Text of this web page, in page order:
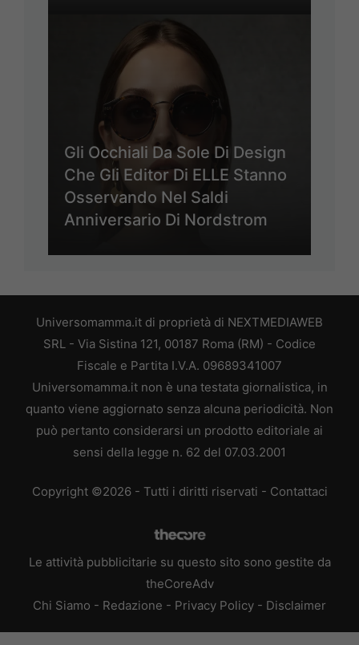
Gli Occhiali Da Sole Di Design
Che Gli Editor Di ELLE Stanno
Osservando Nel Saldi
Anniversario Di Nordstrom
Universomamma.it di proprietà di NEXTMEDIAWEB
SRL - Via Sistina 121, 00187 Roma (RM) - Codice
Fiscale e Partita I.V.A. 09689341007
Universomamma.it non è una testata giornalistica, in
quanto viene aggiornato senza alcuna periodicità. Non
può pertanto considerarsi un prodotto editoriale ai
sensi della legge n. 62 del 07.03.2001
Copyright ©2026 - Tutti i diritti riservati - Contattaci
Le attività pubblicitarie su questo sito sono gestite da
theCoreAdv
Chi Siamo - Redazione - Privacy Policy - Disclaimer